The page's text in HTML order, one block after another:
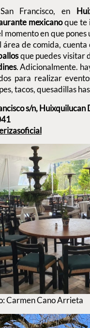
Francisco, en
mexicanoque te
momento en que pones
de comida, cuenta
que puedes visitar
. Adicionalmente.
para realizar
tacos, quesadillas
s/n,
Carmen Cano Arrieta